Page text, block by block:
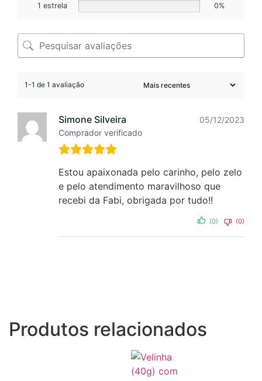
1 estrela
0%
1-1 de 1 avaliação
Simone Silveira
Comprador verificado
05/12/2023
Estou apaixonada pelo carinho, pelo zelo
e pelo atendimento maravilhoso que
recebi da Fabi, obrigada por tudo!!
(0) (0)
Produtos relacionados